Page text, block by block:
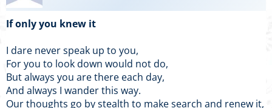
If only you knew it
I dare never speak up to you,
For you to look down would not do,
But always you are there each day,
And always I wander this way.
Our thoughts go by stealth to make search and renew it,